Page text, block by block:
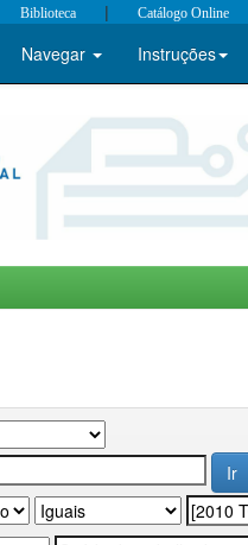
Biblioteca | Catálogo Online
Navegar Instruções